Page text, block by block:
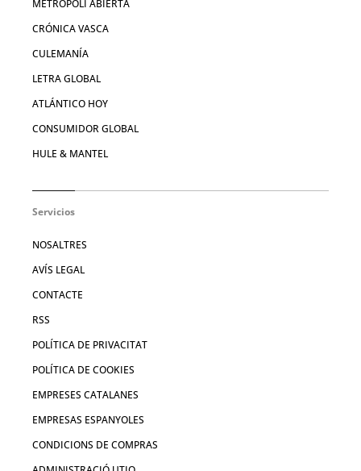
METRÓPOLI ABIERTA
CRÓNICA VASCA
CULEMANÍA
LETRA GLOBAL
ATLÁNTICO HOY
CONSUMIDOR GLOBAL
HULE & MANTEL
Servicios
NOSALTRES
AVÍS LEGAL
CONTACTE
RSS
POLÍTICA DE PRIVACITAT
POLÍTICA DE COOKIES
EMPRESES CATALANES
EMPRESAS ESPANYOLES
CONDICIONS DE COMPRAS